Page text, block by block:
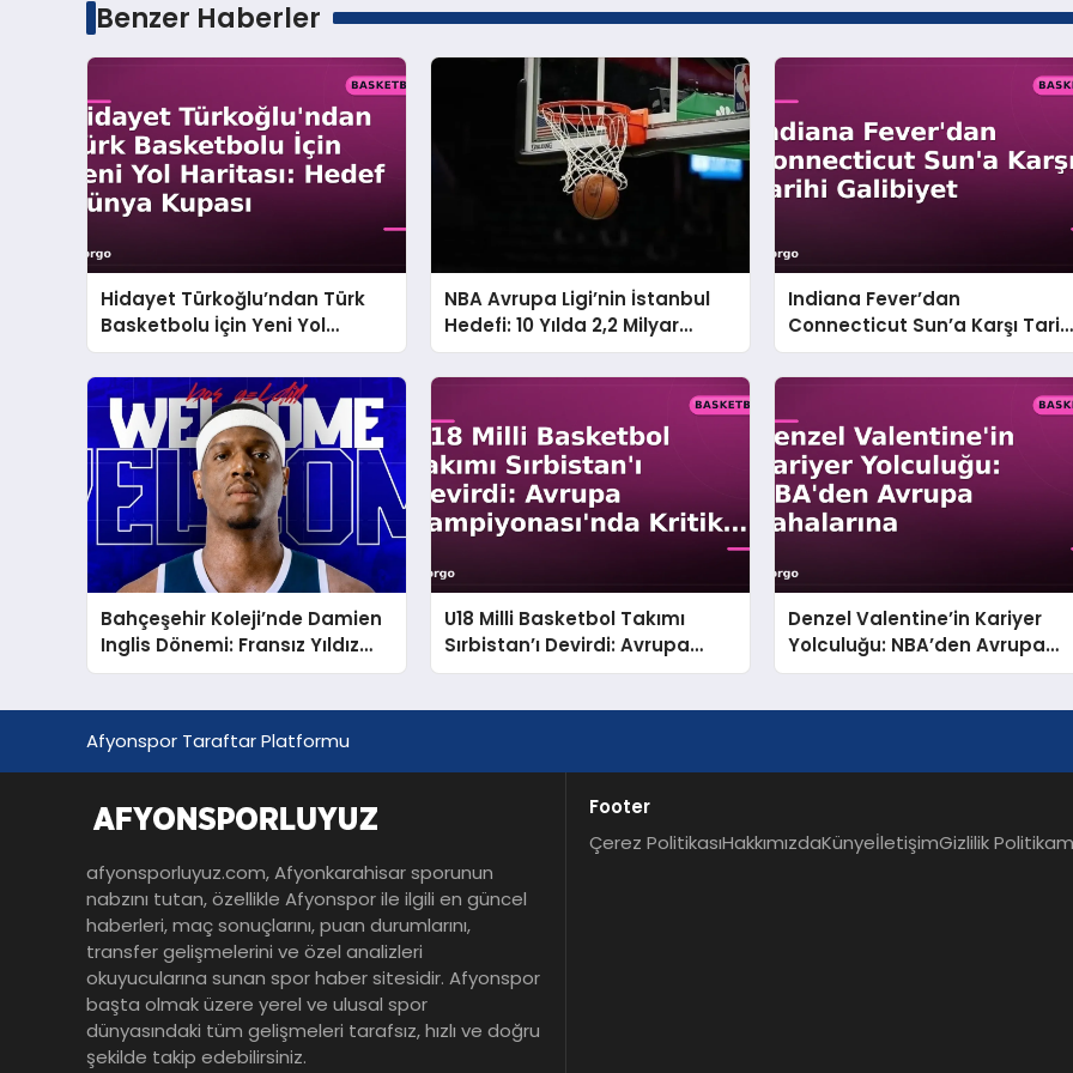
Benzer Haberler
Hidayet Türkoğlu’ndan Türk
Basketbolu İçin Yeni Yol
Haritası: Hedef Dünya Kupası
NBA Avrupa Ligi’nin İstanbul
Hedefi: 10 Yılda 2,2 Milyar
Dolarlık Ekonomi
Indiana Fever’dan
Connecticut Sun’a Karşı
Galibiyet
Bahçeşehir Koleji’nde Damien
Inglis Dönemi: Fransız Yıldız
İmzayı Attı
U18 Milli Basketbol Takımı
Sırbistan’ı Devirdi: Avrupa
Şampiyonası’nda Kritik
Denzel Valentine’in Kariyer
Yolculuğu: NBA’den Avrupa
Sahalarına
Afyonspor Taraftar Platformu
afyonsporluyuz.com, Afyonkarahisar sporunun
nabzını tutan, özellikle Afyonspor ile ilgili en güncel
haberleri, maç sonuçlarını, puan durumlarını,
transfer gelişmelerini ve özel analizleri
okuyucularına sunan spor haber sitesidir. Afyonspor
başta olmak üzere yerel ve ulusal spor
dünyasındaki tüm gelişmeleri tarafsız, hızlı ve doğru
şekilde takip edebilirsiniz.
Footer
Çerez PolitikasıHakkımızdaKünyeİletişimGizlilik